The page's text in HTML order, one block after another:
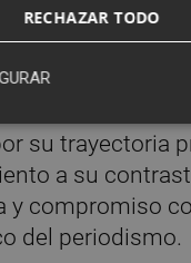
Premio a una
Gimeno ha
su trayectoria
a su
y compromiso
del periodismo.
RECHAZAR TODO